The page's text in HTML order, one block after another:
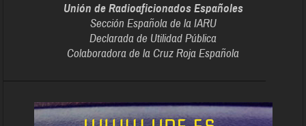
Unión de Radioaficionados Españoles
Sección Española de la IARU
Declarada de Utilidad Pública
Colaboradora de la Cruz Roja Española